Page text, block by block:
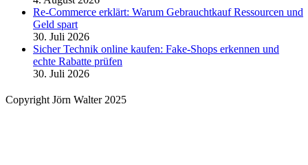
Re-Commerce erklärt: Warum Gebrauchtkauf Ressourcen und
Geld spart
30. Juli 2026
Sicher Technik online kaufen: Fake-Shops erkennen und
echte Rabatte prüfen
30. Juli 2026
Copyright Jörn Walter 2025